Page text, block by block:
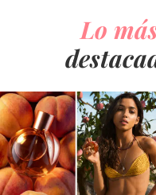
Lo